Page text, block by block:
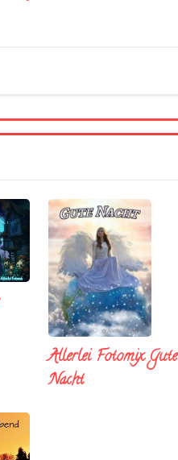
Allerlei Fotomix Gute
Nacht